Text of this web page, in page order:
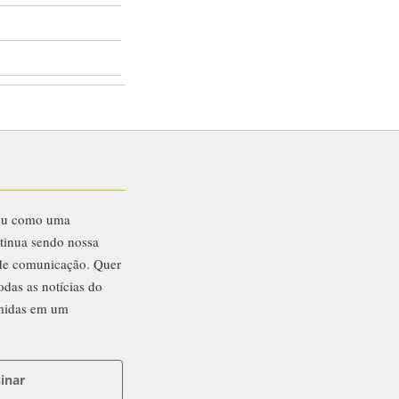
como uma
sendo nossa
comunicação. Quer
as notícias do
em um